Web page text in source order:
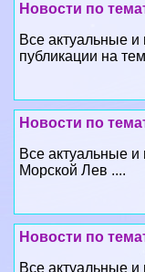
Новости по
Все актуальные
публикации на
Новости по
Все актуальные
Морской Лев ....
Новости по
Все актуальные